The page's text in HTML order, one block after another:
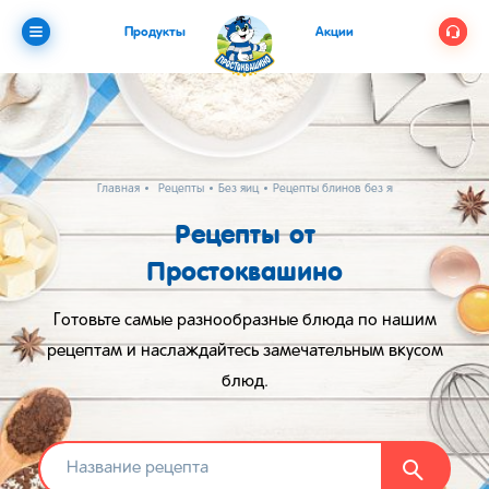
Продукты Акции
Главная Рецепты Без яиц Рецепты блинов без яиц и молока
Рецепты от
Простоквашино
Готовьте самые разнообразные блюда по нашим
рецептам и наслаждайтесь замечательным вкусом
блюд.
Найти